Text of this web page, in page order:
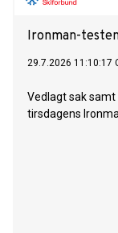
Ironman-
29.7.2026 11:10:17
Vedlagt sak
tirsdagens